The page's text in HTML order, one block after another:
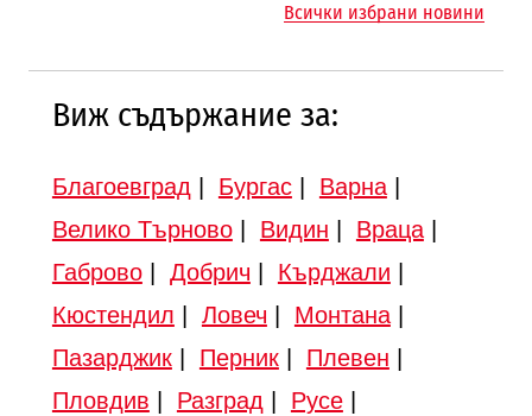
Всички избрани новини
Виж съдържание за:
Благоевград Бургас| Варна|
Велико Търново| Видин Враца|
Габрово| Добрич Кърджали
Кюстендил
Ловеч Монтана|
Пазарджик| Перник| Плевен
Пловдив
Разград Русе|